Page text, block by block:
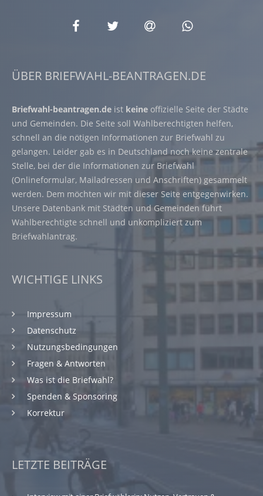
ÜBER BRIEFWAHL-BEANTRAGEN.DE
Briefwahl-beantragen.de ist keine offizielle Seite der Städte
und Gemeinden. Die Seite soll Wahlberechtigten helfen,
schnell an die nötigen Informationen zur Briefwahl zu
gelangen. Leider gab es in Deutschland noch keine zentrale
Stelle, bei der die Informationen zur Briefwahl
(Onlineformular, Mailadressen und Anschriften) gesammelt
werden. Dem möchten wir mit dieser Seite entgegenwirken.
Unsere Datenbank mit Städten und Gemeinden führt
Wahlberechtigte schnell und unkompliziert zum
Briefwahlantrag.
WICHTIGE LINKS
Impressum
Datenschutz
Nutzungsbedingungen
Fragen & Antworten
Was ist die Briefwahl?
Spenden & Sponsoring
Korrektur
LETZTE BEITRÄGE